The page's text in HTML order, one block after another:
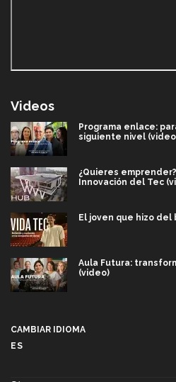
Videos
Programa enlace:
siguiente nivel
¿Quieres
Innovación del Tec
El joven que hizo del
Aula Futura:
(video)
CAMBIAR IDIOMA
ES